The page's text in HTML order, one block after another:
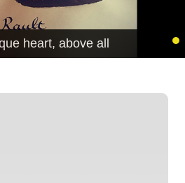
heart, above all